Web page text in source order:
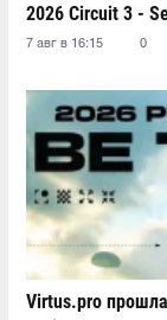
2026 Circuit 3 -
7 авг в 16:15 0
Virtus.pro